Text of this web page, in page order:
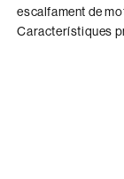
escalfament de
Característiques